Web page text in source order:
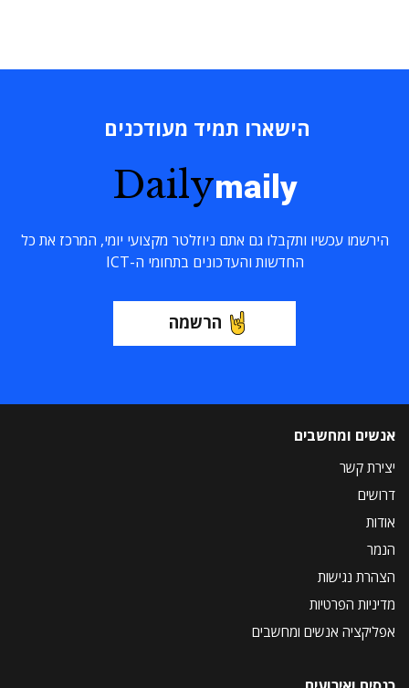
הישארו תמיד מעודכנים
Dailymaily
הירשמו עכשיו ותקבלו גם אתם ניוזלטר מקצועי יומי, המרכז את כל
החדשות והעדכונים בתחומי ה-ICT
הרשמה
אנשים ומחשבים
יצירת קשר
דרושים
אודות
הנמר
הצהרת נגישות
מדיניות הפרטיות
אפליקציה אנשים ומחשבים